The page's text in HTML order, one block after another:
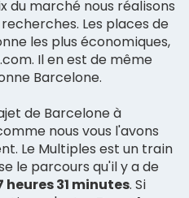
du marché nous réalisons
Les places de
les plus économiques,
Il en est de même
Barcelone.
de Barcelone à
nous vous l'avons
Le Multiples est un train
le parcours qu'il y a de
heures 31 minutes. Si